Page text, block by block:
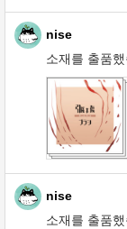
nise
소재를 출품
nise
소재를 출품